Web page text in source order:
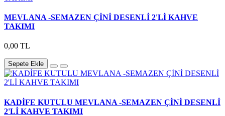
MEVLANA -SEMAZEN ÇİNİ DESENLİ 2'Lİ KAHVE
TAKIMI
0,00 TL
Sepete Ekle
KADİFE KUTULU MEVLANA -SEMAZEN ÇİNİ DESENLİ
2'Lİ KAHVE TAKIMI